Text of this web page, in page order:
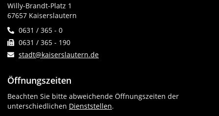
Willy-Brandt-Platz 1
67657 Kaiserslautern
0631 / 365 - 0
0631 / 365 - 190
stadt@kaiserslautern.de
Öffnungszeiten
Beachten Sie bitte abweichende Öffnungszeiten der
unterschiedlichen Dienststellen.